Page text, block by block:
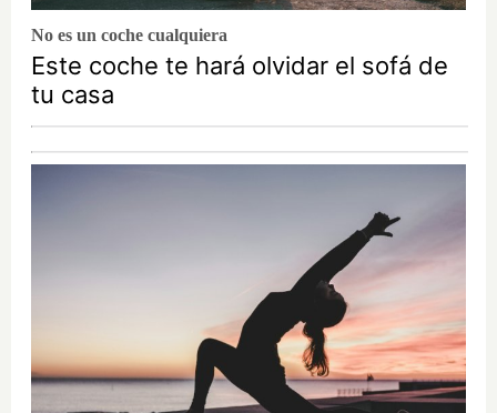
No es un coche cualquiera
Este coche te hará olvidar el sofá de
tu casa